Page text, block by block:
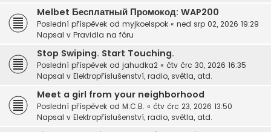
Melbet Бесплатный Промокод: WAP200
Poslední příspěvek od myjkoelspok « ned srp 02, 2026 19:29
Napsal v Pravidla na fóru
Stop Swiping. Start Touching.
Poslední příspěvek od jahudka2 « čtv črc 30, 2026 16:35
Napsal v Elektropříslušenství, radio, světla, atd.
Meet a girl from your neighborhood
Poslední příspěvek od M.C.B. « čtv črc 23, 2026 13:50
Napsal v Elektropříslušenství, radio, světla, atd.